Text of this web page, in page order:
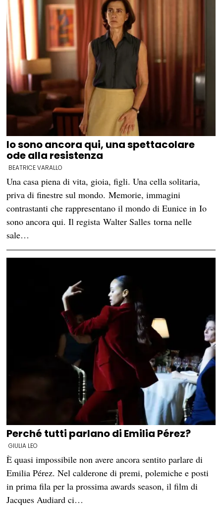
Io sono ancora qui, una spettacolare
ode alla resistenza
BEATRICE VARALLO
Una casa piena di vita, gioia, figli. Una cella solitaria,
priva di finestre sul mondo. Memorie, immagini
contrastanti che rappresentano il mondo di Eunice in Io
sono ancora qui. Il regista Walter Salles torna nelle
sale…
Perché tutti parlano di Emilia Pérez?
GIULIA LEO
È quasi impossibile non avere ancora sentito parlare di
Emilia Pérez. Nel calderone di premi, polemiche e posti
in prima fila per la prossima awards season, il film di
Jacques Audiard ci…